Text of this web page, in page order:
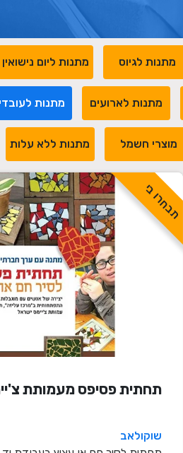
מתנות לגיוס מתנות ליום נישואין
מתנות לארועים מתנות
מוצרי חשמל מתנות ללא עלות
תבחרו בי
תחתית פסיפס מעמותת
שוקולאב